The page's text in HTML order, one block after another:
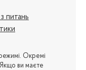
питань
Окремі
ви маєте